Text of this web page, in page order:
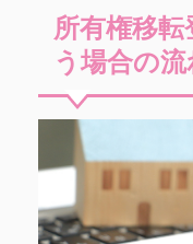
所有権移
う場合の